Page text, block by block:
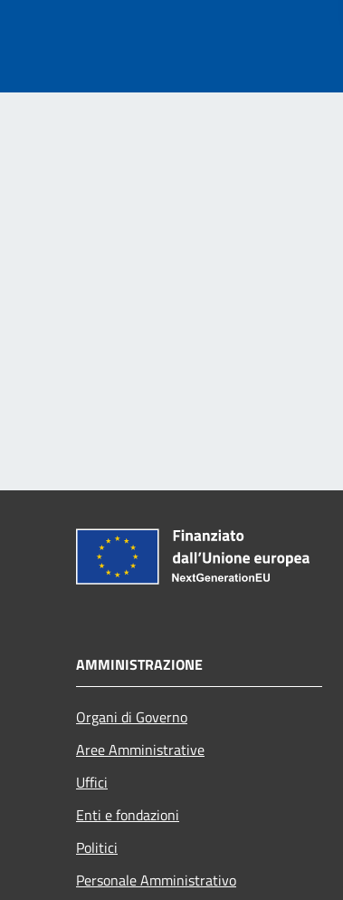
AMMINISTRAZIONE
Organi di Governo
Aree Amministrative
Uffici
Enti e fondazioni
Politici
Personale Amministrativo